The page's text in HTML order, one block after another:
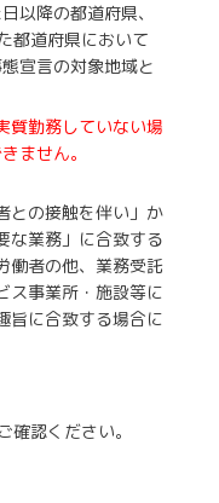
以降の都道府県、
都道府県において
宣言の対象地域と
質勤務していない場
ません。
との接触を伴い」か
な業務」に合致する
働者の他、業務受託
ス事業所・施設等に
旨に合致する場合に
認ください。